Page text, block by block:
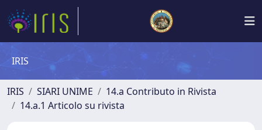
IRIS
IRIS SIARI UNIME
14.a Contributo in Rivista
14.a.1 Articolo su rivista